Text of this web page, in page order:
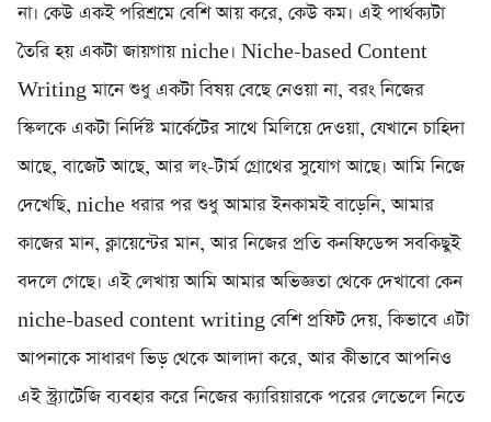
না। কেউ একই পরিশ্রমে বেশি আয় করে, কেউ কম। এই পার্থক্যটা
তৈরি হয় একটা জায়গায় niche। Niche-based Content
Writing মানে শুধু একটা বিষয় বেছে নেওয়া না, বরং নিজের
স্কিলকে একটা নির্দিষ্ট মার্কেটের সাথে মিলিয়ে দেওয়া, যেখানে চাহিদা
আছে, বাজেট আছে, আর লং-টার্ম গ্রোথের সুযোগ আছে। আমি নিজে
দেখেছি, niche ধরার পর শুধু আমার ইনকামই বাড়েনি, আমার
কাজের মান, ক্লায়েন্টের মান, আর নিজের প্রতি কনফিডেন্স সবকিছুই
বদলে গেছে। এই লেখায় আমি আমার অভিজ্ঞতা থেকে দেখাবো কেন
niche-based content writing বেশি প্রফিট দেয়, কিভাবে এটা
আপনাকে সাধারণ ভিড় থেকে আলাদা করে, আর কীভাবে আপনিও
এই স্ট্র্যাটেজি ব্যবহার করে নিজের ক্যারিয়ারকে পরের লেভেলে নিতে